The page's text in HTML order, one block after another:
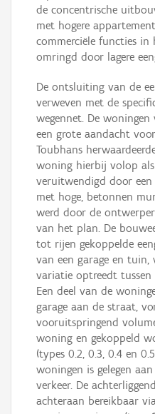
de concentrische
met hogere
commerciële functies
omringd door lagere
De ontsluiting van de
verweven met de
wegennet. De
een grote aandacht
Toubhans
woning hierbij volop
veruitwendigd door
met hoge, betonnen
werd door de
van het plan. De
tot rijen gekoppelde
van een garage en tuin,
variatie optreedt
Een deel van de
garage aan de straat,
vooruitspringend
woning en gekoppeld
(types 0.2, 0.3, 0.4 en
woningen is gelegen
verkeer. De
achteraan bereikbaar